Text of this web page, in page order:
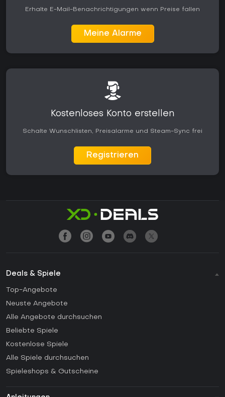
Erhalte E-Mail-Benachrichtigungen wenn Preise fallen
Meine Alarme
Kostenloses Konto erstellen
Schalte Wunschlisten, Preisalarme und Steam-Sync frei
Registrieren
Deals & Spiele
Top-Angebote
Neuste Angebote
Alle Angebote durchsuchen
Beliebte Spiele
Kostenlose Spiele
Alle Spiele durchsuchen
Spieleshops & Gutscheine